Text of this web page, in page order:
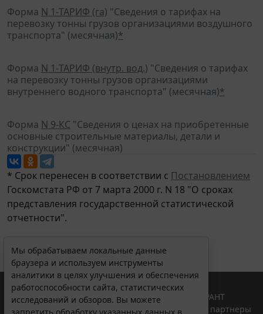
Форма N 1-ТАРИФ (га) "Сведения о тарифах на
перевозку тонны грузов организациями воздушного
транспорта" (месячная)*
Форма N 1-ТАРИФ (внутр. вод.) "Сведения о тарифах
на перевозку тонны грузов организациями
внутреннего водного транспорта" (месячная)*
Форма N 9-КС "Сведения о ценах на приобретенные
основные строительные материалы, детали и
конструкции" (месячная)
* Срок перенесен в соответствии с Постановлением
Госкомстата РФ от 7 марта 2000 г. N 18 "О сроках
представления государственной статистической
отчетности".
Мы обрабатываем локальные данные
браузера и используем инструменты
аналитики в целях улучшения и обеспечения
работоспособности сайта, статистических
исследований и обзоров. Вы можете
© ООО "НПП "ГАРАНТ-СЕРВИС", 2026. Система ГАРАНТ
выпускается с 1990 года. Компания "Гарант" и ее партнеры